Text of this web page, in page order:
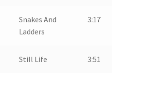
Snakes And
Ladders
3:17
Still Life 3:51